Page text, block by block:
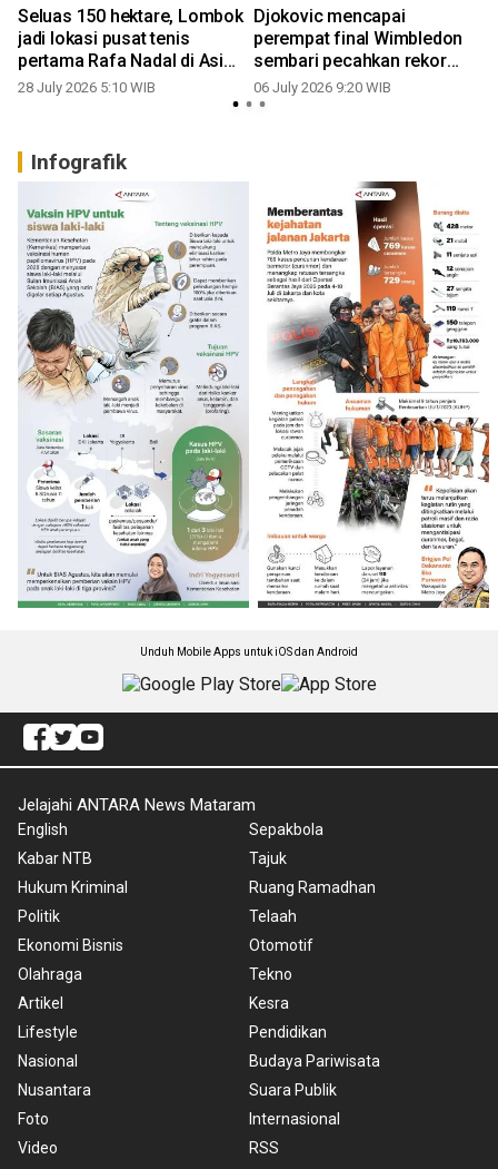
Seluas 150 hektare, Lombok
jadi lokasi pusat tenis
pertama Rafa Nadal di Asia
Tenggara
28 July 2026 5:10 WIB
Djokovic mencapai
perempat final Wimbledon
sembari pecahkan rekor
Federer
06 July 2026 9:20 WIB
Infografik
Unduh Mobile Apps untuk iOS dan Android
Jelajahi ANTARA News Mataram
English
Kabar NTB
Hukum Kriminal
Politik
Ekonomi Bisnis
Olahraga
Artikel
Lifestyle
Nasional
Nusantara
Foto
Video
Sepakbola
Tajuk
Ruang Ramadhan
Telaah
Otomotif
Tekno
Kesra
Pendidikan
Budaya Pariwisata
Suara Publik
Internasional
RSS